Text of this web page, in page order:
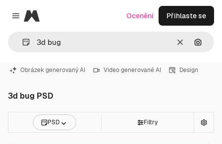
Close menu
Magnific
ZrušitHledat
Ocenění Přihlaste se
Obrázek generovaný AI Video generované AI Design
3d bug PSD
PSD Filtry